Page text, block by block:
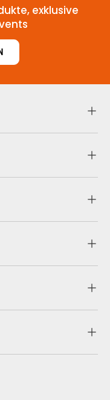
exklusive